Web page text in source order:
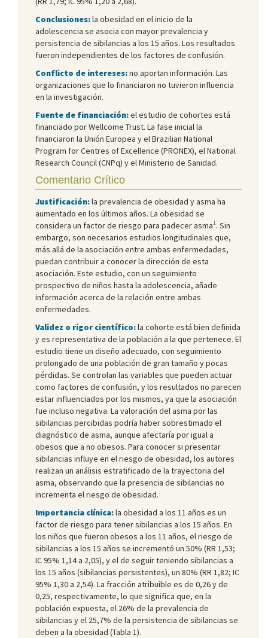
Conclusiones:la obesidad en el inicio de la
adolescencia se asocia con mayor prevalencia y
persistencia de sibilancias a los 15 años. Los resultados
fueron independientes de los factores de confusión.
Conflicto de intereses:no aportan información. Las
organizaciones que lo financiaron no tuvieron influencia
en la investigación.
Fuente de financiación:el estudio de cohortes está
financiado por Wellcome Trust. La fase inicial la
financiaron la Unión Europea y el Brazilian National
Program for Centres of Excellence (PRONEX), el National
Research Council (CNPq) y el Ministerio de Sanidad.
Comentario Crítico
Justificación:la prevalencia de obesidad y asma ha
aumentado en los últimos años. La obesidad se
considera un factor de riesgo para padecer asma1. Sin
embargo, son necesarios estudios longitudinales que,
más allá de la asociación entre ambas enfermedades,
puedan contribuir a conocer la dirección de esta
asociación. Este estudio, con un seguimiento
prospectivo de niños hasta la adolescencia, añade
información acerca de la relación entre ambas
enfermedades.
Validez o rigor científico:la cohorte está bien definida
y es representativa de la población a la que pertenece. El
estudio tiene un diseño adecuado, con seguimiento
prolongado de una población de gran tamaño y pocas
pérdidas. Se controlan las variables que pueden actuar
como factores de confusión, y los resultados no parecen
estar influenciados por los mismos, ya que la asociación
fue incluso negativa. La valoración del asma por las
sibilancias percibidas podría haber sobrestimado el
diagnóstico de asma, aunque afectaría por igual a
obesos que a no obesos. Para conocer si presentar
sibilancias influye en el riesgo de obesidad, los autores
realizan un análisis estratificado de la trayectoria del
asma, observando que la presencia de sibilancias no
incrementa el riesgo de obesidad.
Importancia clínica:la obesidad a los 11 años es un
factor de riesgo para tener sibilancias a los 15 años. En
los niños que fueron obesos a los 11 años, el riesgo de
sibilancias a los 15 años se incrementó un 50% (RR 1,53;
IC 95% 1,14 a 2,05), y el de seguir teniendo sibilancias a
los 15 años (sibilancias persistentes), un 80% (RR 1,82; IC
95% 1,30 a 2,54). La fracción atribuible es de 0,26 y de
0,25, respectivamente, lo que significa que, en la
población expuesta, el 26% de la prevalencia de
sibilancias y el 25,7% de la persistencia de sibilancias se
deben a la obesidad (Tabla 1).